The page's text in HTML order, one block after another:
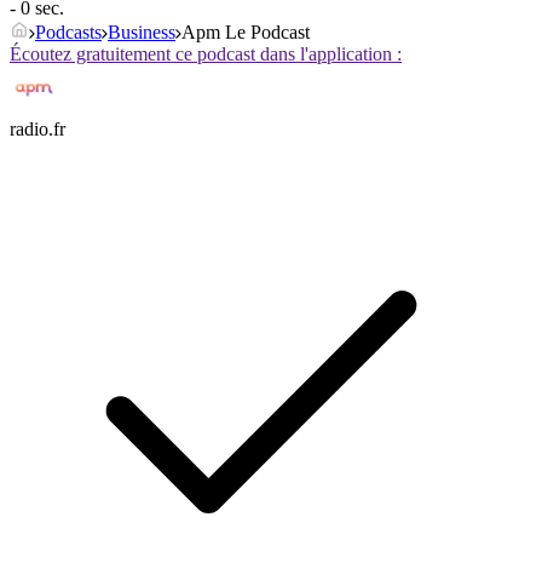
- 0 sec.
Podcasts Business Apm Le Podcast
Écoutez gratuitement ce podcast dans l'application :
radio.fr